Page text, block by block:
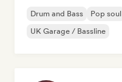
Drum and Bass Pop soul
UK Garage / Bassline